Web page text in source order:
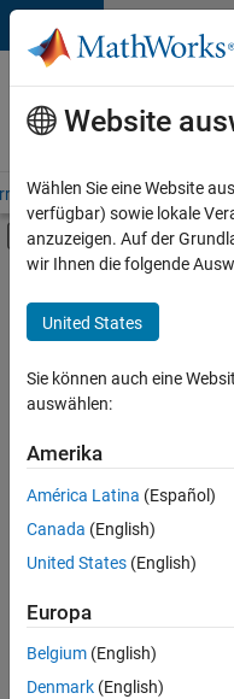
Weiter zum Inhalt
Karriere
bei
MathWorks
– Übersicht
Umschaltung
Hauptinhalt
Information Technology
Customer Support
Education Sales
Inside Sales
Marketing
Finance and Operations
Human Resources
+6
Derzeit
es
keine
offenen
Stellen,
Ihren
Suchkriterien
entsprechen.
Website
Wählen Sie eine Website
verfügbar) sowie lokale
anzuzeigen. Auf der
wir Ihnen die folgende
United States
Sie können auch eine
auswählen:
Amerika
América Latina (Español)
Canada (English)
United States (English)
Europa
Belgium (English)
Denmark (English)